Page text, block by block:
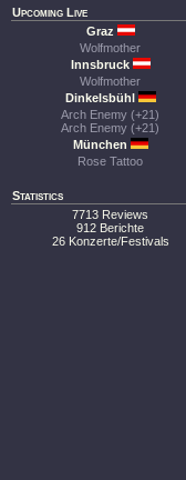
Upcoming Live
Graz
Wolfmother
Innsbruck
Wolfmother
Dinkelsbühl
Arch Enemy (+21)
Arch Enemy (+21)
München
Rose Tattoo
Statistics
7713 Reviews
912 Berichte
26 Konzerte/Festivals